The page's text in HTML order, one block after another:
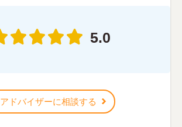
5.0
アドバイザーに相談する